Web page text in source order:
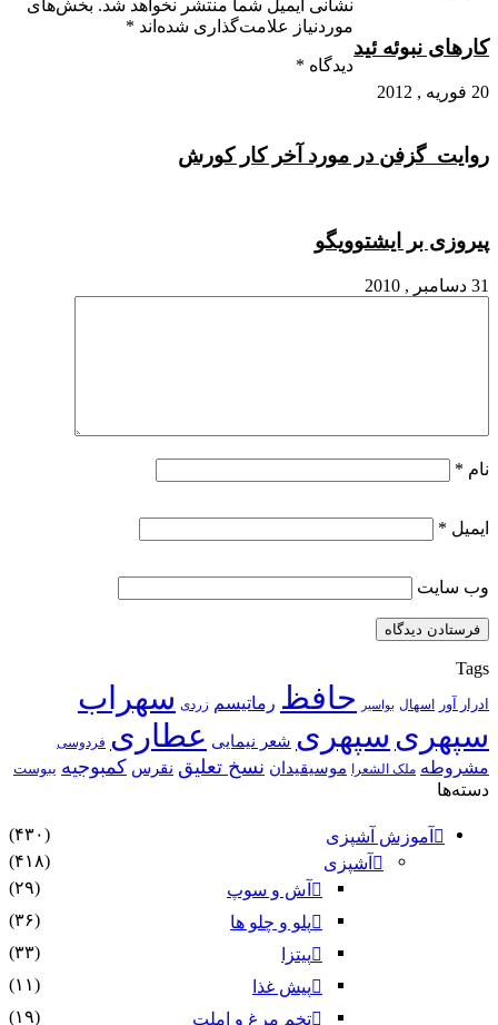
کارهای نبوئه ئید
20 فوریه , 2012
روایت گزفن در مورد آخر کار کورش
پیروزی بر ایشتوویگو
31 دسامبر , 2010
نشانی ایمیل شما منتشر نخواهد شد. بخش‌های
موردنیاز علامت‌گذاری شده‌اند *
دیدگاه *
نام *
ایمیل *
وب‌ سایت
Tags
ادرار آور اسهال بواسیر حافظ رماتیسم زردی سهراب
سپهری سپهری شعر نیمایی عطاری فردوسی
مشروطه ملک الشعرا موسیقیدان نسخ تعلیق نقرس کمبوجیه یبوست
دسته‌ها
آموزش آشپزی
(۴۳۰)
آشپزی
(۴۱۸)
آش و سوپ
(۲۹)
پلو و چلو ها
(۳۶)
پیتزا
(۳۳)
پیش غذا
(۱۱)
تخم مرغ و املت
(۱۹)